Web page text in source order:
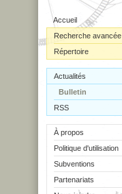
Accueil
Recherche avancée
Répertoire
Actualités
Bulletin
RSS
À propos
Politique d'utilisation
Subventions
Partenariats